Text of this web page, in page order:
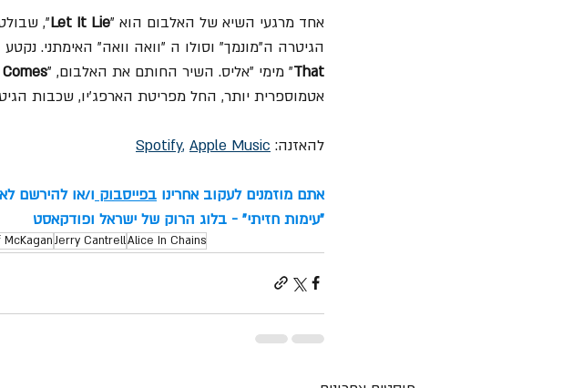
אחד מרגעי השיא של האלבום הוא "Let It Lie
",
הגיטרה ה"מונמך" וסולו ה "וואה וואה" האימתני. נקטע
That” מימי "אליס. השיר החותם את האלבום, "
אטמוספרית יותר, החל מפריטת הארפג'יו, שכבות
להאזנה: Spotify, Apple Music
אתם מוזמנים לעקוב אחרינו בפייסבוק ו/או להירשם
"עימות חזיתי" - בלוג הרוק של ישראל ופודקאסט
Alice In Chains
Jerry Cantrell
McKagan